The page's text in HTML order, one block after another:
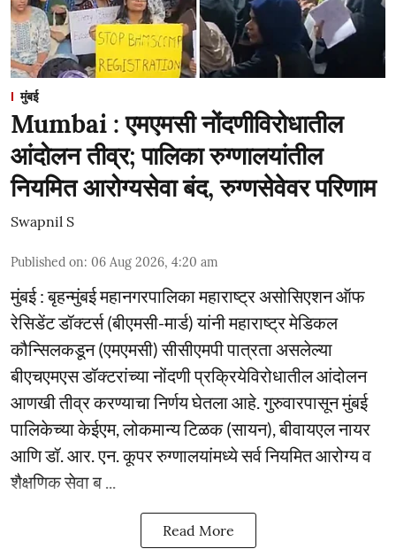
मुंबई
Mumbai : एमएमसी नोंदणीविरोधातील
आंदोलन तीव्र; पालिका रुग्णालयांतील
नियमित आरोग्यसेवा बंद, रुग्णसेवेवर परिणाम
Swapnil S
Published on: 06 Aug 2026, 4:20 am
मुंबई : बृहन्मुंबई महानगरपालिका महाराष्ट्र असोसिएशन ऑफ
रेसिडेंट डॉक्टर्स (बीएमसी-मार्ड) यांनी महाराष्ट्र मेडिकल
कौन्सिलकडून (एमएमसी) सीसीएमपी पात्रता असलेल्या
बीएचएमएस डॉक्टरांच्या नोंदणी प्रक्रियेविरोधातील आंदोलन
आणखी तीव्र करण्याचा निर्णय घेतला आहे. गुरुवारपासून मुंबई
पालिकेच्या केईएम, लोकमान्य टिळक (सायन), बीवायएल नायर
आणि डॉ. आर. एन. कूपर रुग्णालयांमध्ये सर्व नियमित आरोग्य व
शैक्षणिक सेवा ब ...
Read More